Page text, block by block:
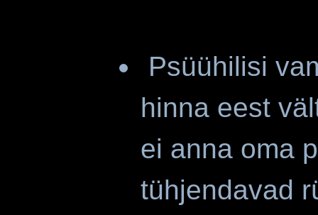
Psüühilisi
hinna eest
ei anna oma
tühjendavad